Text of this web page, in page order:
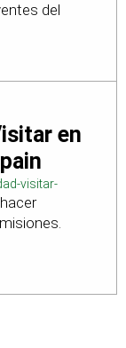
del
en
visitar-